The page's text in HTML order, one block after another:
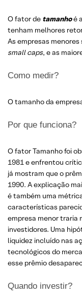
O fator de tamanhoé
tenham melhores
As empresas
small caps, e as
Como medir?
O tamanho da
Por que funciona?
O fator Tamanho foi
1981 e enfrentou
já mostram que o
1990. A explicação
é também uma
características
empresa menor traria
investidores. Uma
liquidez incluído nas
tecnológicos do
esse prêmio
Quando investir?